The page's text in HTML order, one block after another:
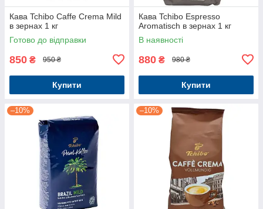
Кава Tchibo Caffe Crema Mild
в зернах 1 кг
Готово до відправки
850 ₴ 950 ₴
Купити
Кава Tchibo Espresso
Aromatisch в зернах 1 кг
В наявності
880 ₴ 980 ₴
Купити
–10% –10%